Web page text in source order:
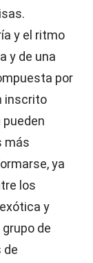
y el ritmo
y de una
por
inscrito
más
ya
los
y
de
de